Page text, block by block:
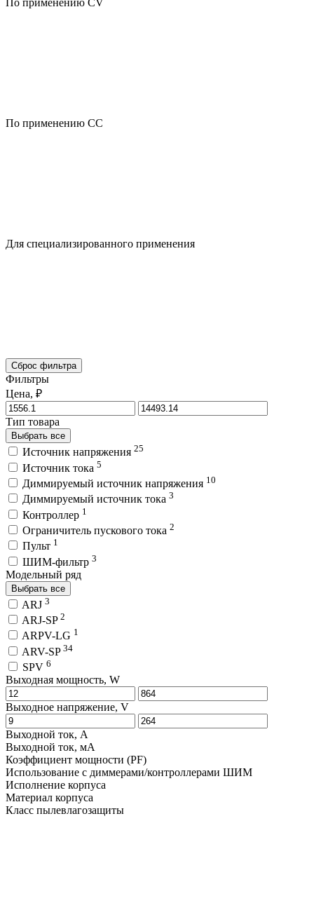
По применению CC
Для специализированного применения
Сброс фильтра
Фильтры
Цена, ₽
Тип товара
Выбрать все
Источник напряжения 25
Источник тока 5
Диммируемый источник напряжения 10
Диммируемый источник тока 3
Контроллер 1
Ограничитель пускового тока 2
Пульт 1
ШИМ-фильтр 3
Модельный ряд
Выбрать все
ARJ 3
ARJ-SP 2
ARPV-LG 1
ARV-SP 34
SPV 6
Выходная мощность, W
Выходное напряжение, V
Выходной ток, A
Выходной ток, мA
Коэффициент мощности (PF)
Использование с диммерами/контроллерами ШИМ
Исполнение корпуса
Материал корпуса
Класс пылевлагозащиты